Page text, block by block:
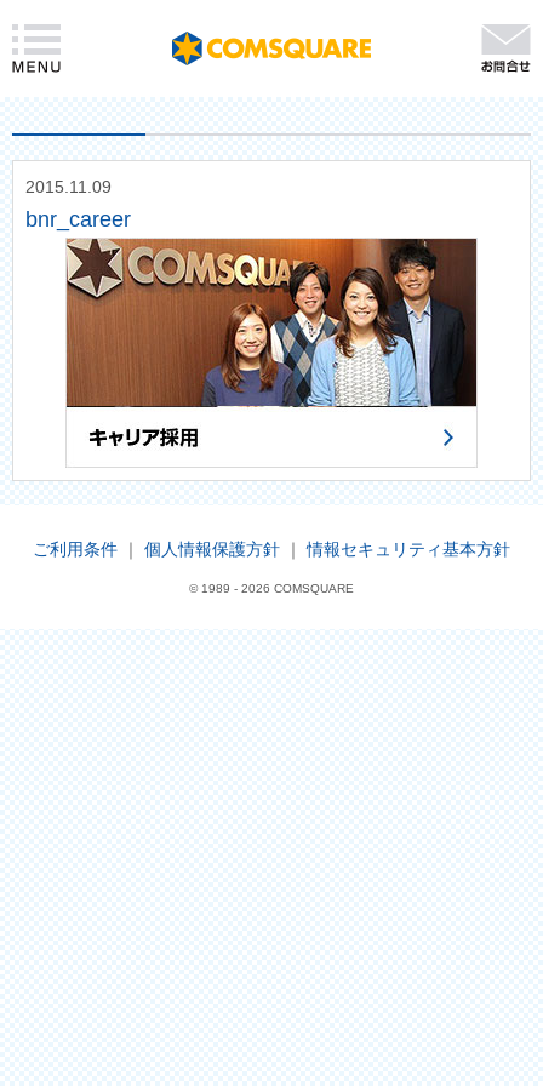
2015.11.09
bnr_career
ご利用条件 ｜ 個人情報保護方針 ｜情報セキュリティ基本方針
© 1989 - 2026 COMSQUARE